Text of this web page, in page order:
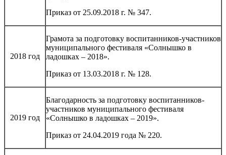
Приказ от 25.09.2018 г. № 347.
2018 год
Грамота за подготовку воспитанников-участников
муниципального фестиваля «Солнышко в
ладошках – 2018».
Приказ от 13.03.2018 г. № 128.
2019 год
Благодарность за подготовку воспитанников-
участников муниципального фестиваля
«Солнышко в ладошках – 2019».
Приказ от 24.04.2019 года № 220.